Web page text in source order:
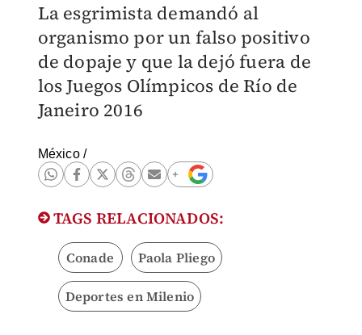
La esgrimista demandó al
organismo por un falso positivo
de dopaje y que la dejó fuera de
los Juegos Olímpicos de Río de
Janeiro 2016
México/
TAGS RELACIONADOS:
Conade Paola Pliego
Deportes en Milenio